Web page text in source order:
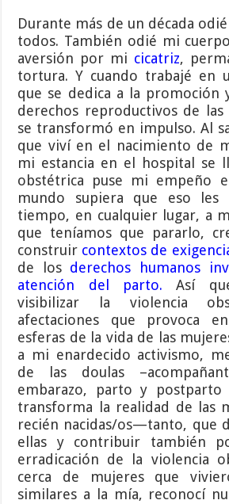
Durante más de un década
todos. También odié mi
aversión por mi cicatriz,
tortura. Y cuando trabajé en
que se dedica a la promoción
derechos reproductivos de
se transformó en impulso. Al
que viví en el nacimiento de
mi estancia en el hospital se
obstétrica puse mi empeño
mundo supiera que eso les
tiempo, en cualquier lugar, a
que teníamos que pararlo,
construir contextos de
de los derechos humanos
atención del parto. Así
visibilizar la violencia
afectaciones que provoca
esferas de la vida de las
a mi enardecido activismo,
de las doulas
embarazo, parto y postparto
transforma la realidad de las
recién nacidas/os—tanto, que
ellas y contribuir también
erradicación de la violencia
cerca de mujeres que
similares a la mía, reconocí